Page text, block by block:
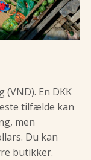
En DKK
tilfælde kan
men
Du kan
butikker.